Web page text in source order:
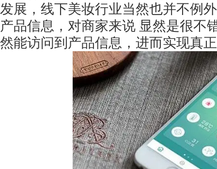
发展，线下美妆行业当然也并不例
产品信息，对商家来说 显然是很不
然能访问到产品信息，进而实现真
获得产品报价方案
1万个想法不如1次的方案落地